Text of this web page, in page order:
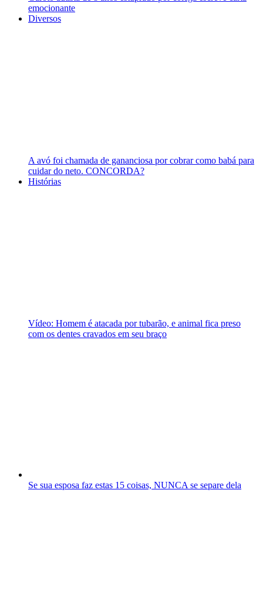
emocionante
Diversos
A avó foi chamada de gananciosa por cobrar como babá para
cuidar do neto. CONCORDA?
Histórias
Vídeo: Homem é atacada por tubarão, e animal fica preso
com os dentes cravados em seu braço
Se sua esposa faz estas 15 coisas, NUNCA se separe dela